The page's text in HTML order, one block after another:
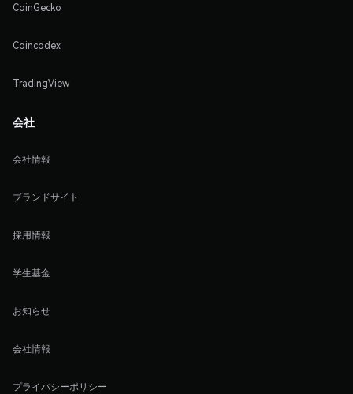
CoinGecko
Coincodex
TradingView
会社
会社情報
ブランドサイト
採用情報
学生基金
お知らせ
会社情報
プライバシーポリシー